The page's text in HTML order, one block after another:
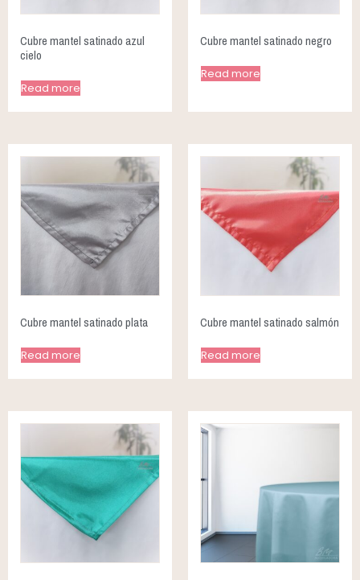
Cubre mantel satinado azul
cielo
Read more
Cubre mantel satinado negro
Read more
Cubre mantel satinado plata
Read more
Cubre mantel satinado salmón
Read more